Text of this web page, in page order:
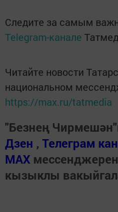
Следите за самым
Telegram-канале
Читайте новости
национальном
https://max.ru/tatmedia
"Безнең
Дзен , Телеграм
МАХ
кызыклы